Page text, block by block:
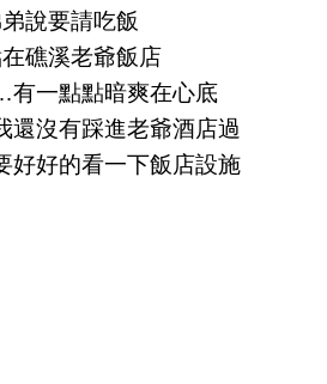
說要請吃飯
礁溪老爺飯店
一點點暗爽在心底
還沒有踩進老爺酒店過
好好的看一下飯店設施